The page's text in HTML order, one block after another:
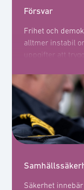
Försvar
Frihet och
alltmer instabil
uppgifter att
medborgare
sitt territorium.
Säkerhet